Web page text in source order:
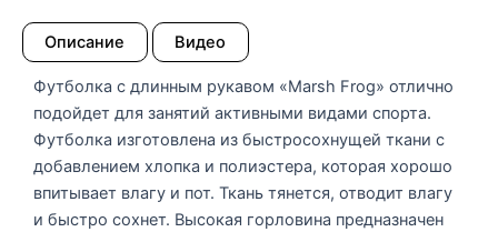
Описание Видео
Футболка с длинным рукавом «Marsh Frog» отлично
подойдет для занятий активными видами спорта.
Футболка изготовлена из быстросохнущей ткани с
добавлением хлопка и полиэстера, которая хорошо
впитывает влагу и пот. Ткань тянется, отводит влагу
и быстро сохнет. Высокая горловина предназначен